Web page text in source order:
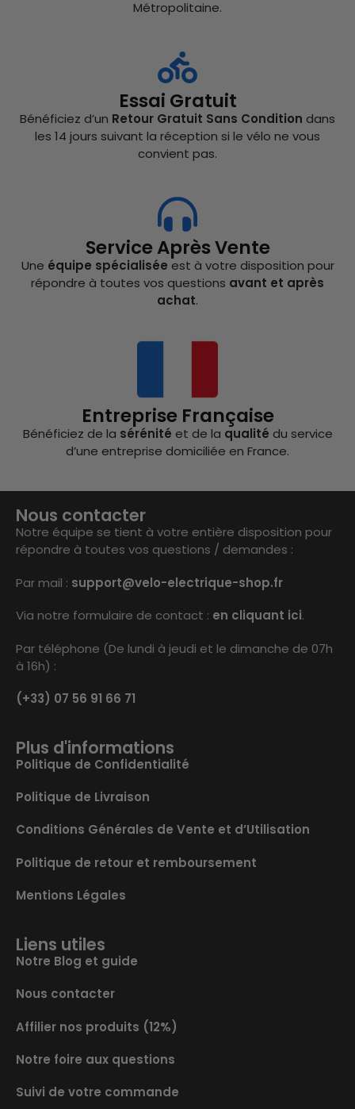
Métropolitaine.
Essai Gratuit
Bénéficiez d’un Retour Gratuit Sans Condition dans
les 14 jours suivant la réception si le vélo ne vous
convient pas.
Service Après Vente
Une équipe spécialisée est à votre disposition pour
répondre à toutes vos questions avant et après
achat.
Entreprise Française
Bénéficiez de la sérénité et de la qualité du service
d’une entreprise domiciliée en France.
Nous contacter
Notre équipe se tient à votre entière disposition pour
répondre à toutes vos questions / demandes :
Par mail : support@velo-electrique-shop.fr
Via notre formulaire de contact : en cliquant ici.
Par téléphone (De lundi à jeudi et le dimanche de 07h
à 16h) :
(+33) 07 56 91 66 71
Plus d'informations
Politique de Confidentialité
Politique de Livraison
Conditions Générales de Vente et d’Utilisation
Politique de retour et remboursement
Mentions Légales
Liens utiles
Notre Blog et guide
Nous contacter
Affilier nos produits (12%)
Notre foire aux questions
Suivi de votre commande